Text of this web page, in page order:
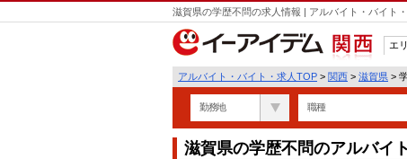
滋賀県の学歴不問の求人情報 | アルバイト・バイト
関西
エ
アルバイト・バイト・求人TOP > 関西 > 滋賀県 >
勤務地 職種
滋賀県の学歴不問のアルバイ